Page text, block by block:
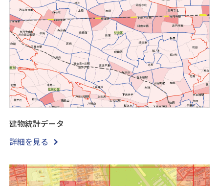
建物統計データ
詳細を見る